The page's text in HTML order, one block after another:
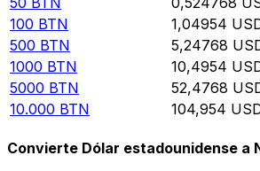
100 BTN 1,04954
500 BTN 5,24768
1000 BTN 10,4954
5000 BTN 52,4768
10.000 BTN 104,954
Convierte Dólar estadounidense a